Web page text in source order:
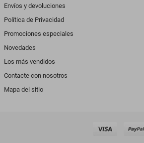
Envíos y devoluciones
Política de Privacidad
Promociones especiales
Novedades
Los más vendidos
Contacte con nosotros
Mapa del sitio